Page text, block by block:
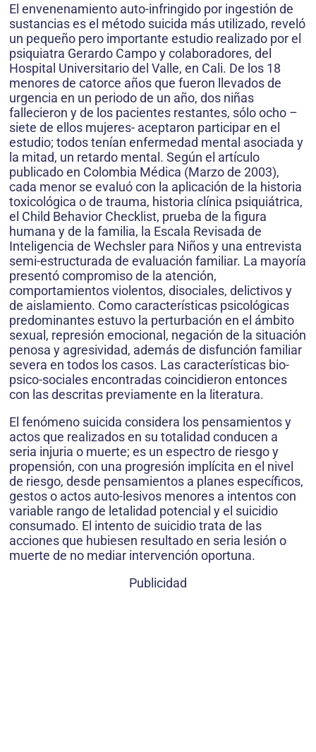
El envenenamiento auto-infringido por ingestión de
sustancias es el método suicida más utilizado, reveló
un pequeño pero importante estudio realizado por el
psiquiatra Gerardo Campo y colaboradores, del
Hospital Universitario del Valle, en Cali. De los 18
menores de catorce años que fueron llevados de
urgencia en un periodo de un año, dos niñas
fallecieron y de los pacientes restantes, sólo ocho –
siete de ellos mujeres- aceptaron participar en el
estudio; todos tenían enfermedad mental asociada y
la mitad, un retardo mental. Según el artículo
publicado en Colombia Médica (Marzo de 2003),
cada menor se evaluó con la aplicación de la historia
toxicológica o de trauma, historia clínica psiquiátrica,
el Child Behavior Checklist, prueba de la figura
humana y de la familia, la Escala Revisada de
Inteligencia de Wechsler para Niños y una entrevista
semi-estructurada de evaluación familiar. La mayoría
presentó compromiso de la atención,
comportamientos violentos, disociales, delictivos y
de aislamiento. Como características psicológicas
predominantes estuvo la perturbación en el ámbito
sexual, represión emocional, negación de la situación
penosa y agresividad, además de disfunción familiar
severa en todos los casos. Las características bio-
psico-sociales encontradas coincidieron entonces
con las descritas previamente en la literatura.
El fenómeno suicida considera los pensamientos y
actos que realizados en su totalidad conducen a
seria injuria o muerte; es un espectro de riesgo y
propensión, con una progresión implícita en el nivel
de riesgo, desde pensamientos a planes específicos,
gestos o actos auto-lesivos menores a intentos con
variable rango de letalidad potencial y el suicidio
consumado. El intento de suicidio trata de las
acciones que hubiesen resultado en seria lesión o
muerte de no mediar intervención oportuna.
Publicidad